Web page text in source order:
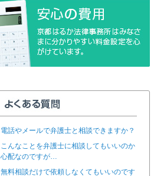
電話やメールで弁護士と相談できますか？
こんなことを弁護士に相談してもいいのか
心配なのですが…
無料相談だけで依頼しなくてもいいのです